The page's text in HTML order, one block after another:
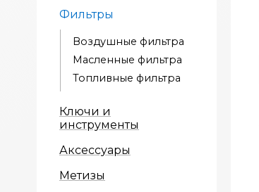
Фильтры
Воздушные фильтра
Масленные фильтра
Топливные фильтра
Ключи и
инструменты
Аксессуары
Метизы